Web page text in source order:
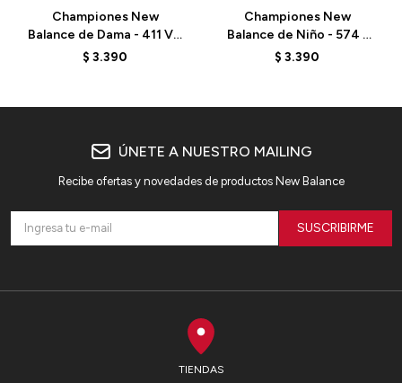
Championes New
Balance de Dama - 411 V4
- W4115L8 - BLACK
$ 3.390
Championes New
Balance de Niño - 574 -
PC574RBS - REAL PINK
$ 3.390
TIENDAS
ÚNETE A NUESTRO MAILING
Recibe ofertas y novedades de productos New Balance
SUSCRIBIRME